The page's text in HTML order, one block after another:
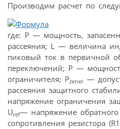
Производим расчет по
где: Р — мощность,
рассеяния; L — величина
пиковый ток в первичной
переключений; Р —
ограничителя; Рzener—
рассеяния защитного
напряжение ограничения
Uref— напряжение
сопротивления резистора